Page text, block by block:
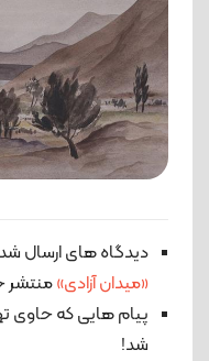
دیدگاه های ارسال
«میدان آزادی»منتشر
پیام هایی که حاوی
شد!